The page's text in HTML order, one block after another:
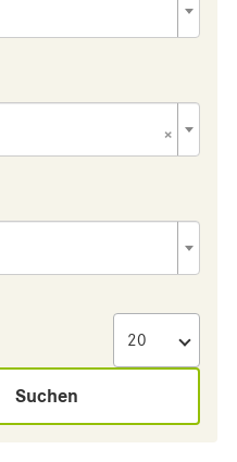
×
Suchen